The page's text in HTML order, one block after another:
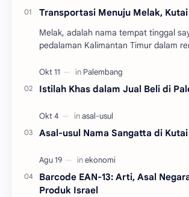
Transportasi
Melak, adalah nama tempat tinggal
pedalaman Kalimantan Timur dalam
kecamatan y…
Istilah Khas dalam Jual Beli di
Asal-usul Nama Sangatta di
Barcode EAN-13: Arti, Asal
Produk Israel